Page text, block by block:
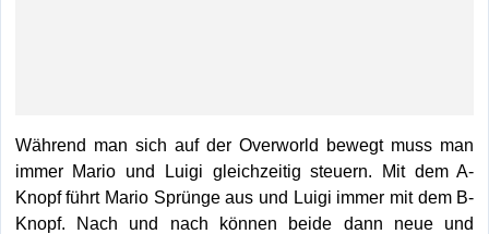
Während man sich auf der Overworld bewegt muss man
immer Mario und Luigi gleichzeitig steuern. Mit dem A-
Knopf führt Mario Sprünge aus und Luigi immer mit dem B-
Knopf. Nach und nach können beide dann neue und